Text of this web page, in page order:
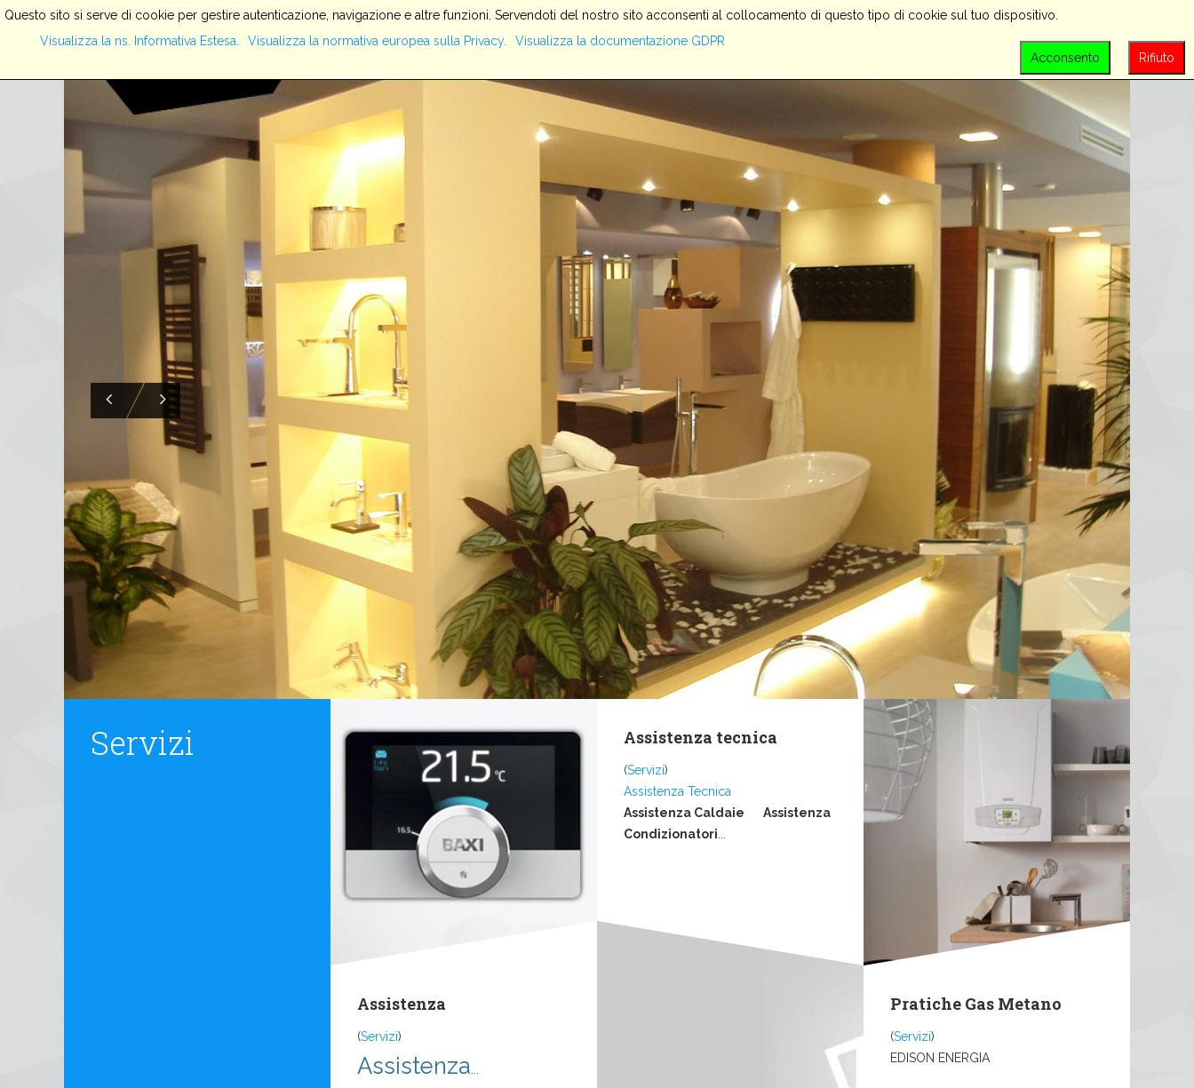
HOME SERVIZI AZIENDA PRODOTTI
SEARCH
Servizi
Assistenza
(Servizi)
Assistenza...
Assistenza tecnica
(Servizi)
Assistenza Tecnica
Assistenza Caldaie
Assistenza
Condizionatori...
Pratiche Gas Metano
(Servizi)
EDISON ENERGIA
Questo sito si serve di cookie per gestire autenticazione, navigazione e altre funzioni. Servendoti del nostro sito acconsenti al collocamento di questo tipo di cookie sul tuo dispositivo.
Visualizza la ns. Informativa Estesa.
Visualizza la normativa europea sulla Privacy.
Visualizza la documentazione GDPR
Rifiuto
Acconsento